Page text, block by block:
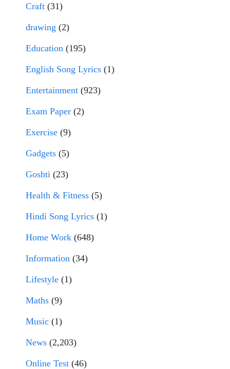
Craft (31)
drawing (2)
Education (195)
English Song Lyrics (1)
Entertainment (923)
Exam Paper (2)
Exercise (9)
Gadgets (5)
Goshti (23)
Health & Fitness (5)
Hindi Song Lyrics (1)
Home Work (648)
Information (34)
Lifestyle (1)
Maths (9)
Music (1)
News (2,203)
Online Test (46)